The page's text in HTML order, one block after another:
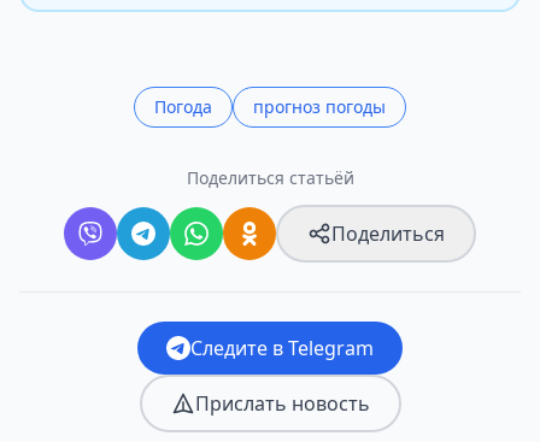
Погода прогноз погоды
Поделиться статьёй
Поделиться
Следите в Telegram
Прислать новость